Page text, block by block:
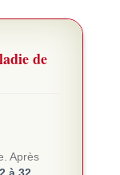
de
Après